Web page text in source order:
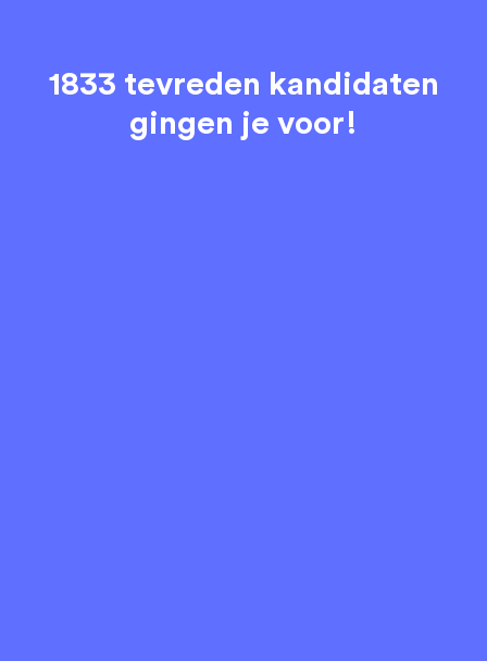
1833 tevreden kandidaten
gingen je voor!